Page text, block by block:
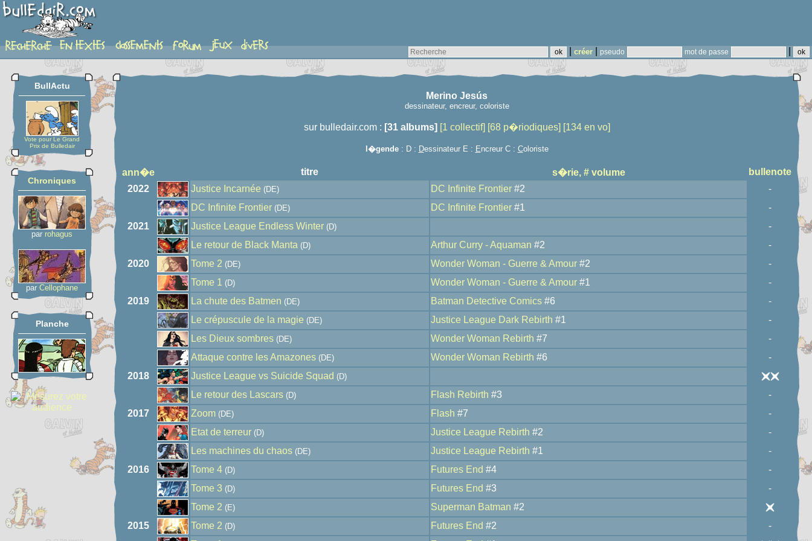
créer pseudo mot de passe
auteur
BullActu
Vote pour Le Grand
Prix de Bulledair
Chroniques
par rohagus
par Cellophane
Planche
Merino Jesús
dessinateur, encreur, coloriste
sur bulledair.com : [31 albums] [1 collectif] [68 p�riodiques] [134 en vo]
l�gende: D : Dessinateur E : Encreur C : Coloriste
ann�e titre s�rie, # volume
bullenote
2022
Justice Incarnée (DE) DC Infinite Frontier #2
-
DC Infinite Frontier (DE) DC Infinite Frontier #1
-
2021
Justice League Endless Winter (D)
-
Le retour de Black Manta (D) Arthur Curry - Aquaman #2
-
2020
Tome 2 (DE) Wonder Woman - Guerre & Amour #2
-
Tome 1
(D) Wonder Woman - Guerre & Amour #1
-
2019
La chute des Batmen (DE) Batman Detective Comics #6
-
Le crépuscule de la magie (DE) Justice League Dark Rebirth #1
-
Les Dieux sombres (DE) Wonder Woman Rebirth #7
-
Attaque contre les Amazones (DE) Wonder Woman Rebirth #6
-
2018
Justice League vs Suicide Squad (D)
Le retour des Lascars (D) Flash Rebirth #3
-
2017
Zoom (DE) Flash #7
-
Etat de terreur (D) Justice League Rebirth #2
-
Les machines du chaos (DE) Justice League Rebirth #1
-
2016
Tome 4 (D) Futures End #4
-
Tome 3 (D) Futures End #3
-
Tome 2 (E) Superman Batman #2
2015
Tome 2 (D) Futures End #2
-